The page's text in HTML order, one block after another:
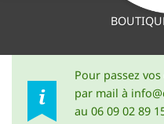
Pour passez
par mail à
au 06 09 02 89